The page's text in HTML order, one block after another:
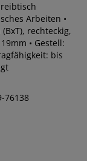
Arbeiten •
rechteckig,
• Gestell:
bis
76138